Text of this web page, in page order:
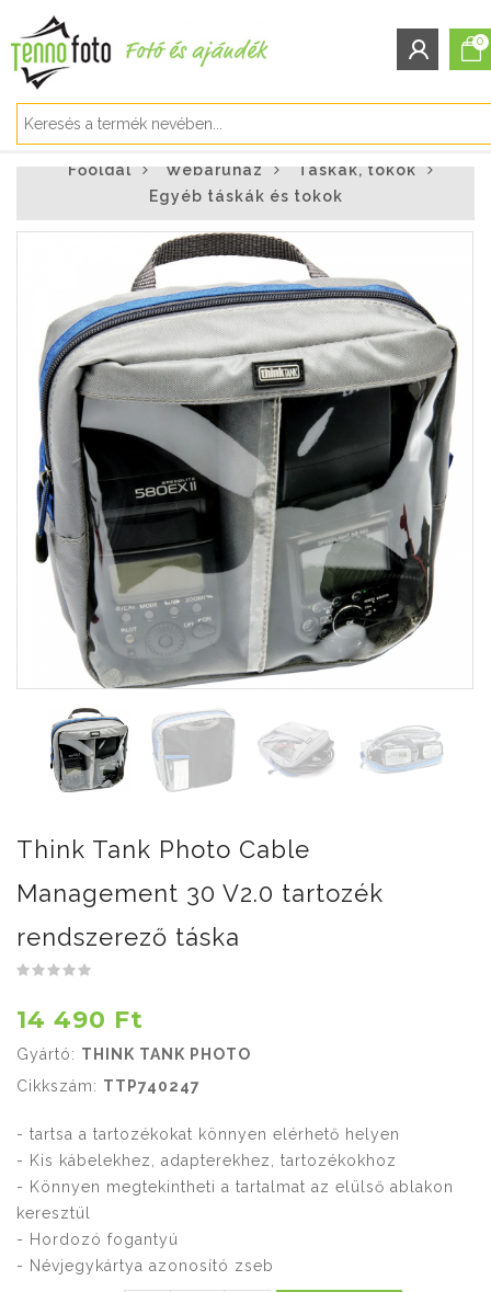
Bejelentkezés
Regisztráció
Elfelejtett jelszó
0
Főoldal Webáruház
Táskák, tokok
Egyéb táskák és tokok
Think Tank Photo Cable
Management 30 V2.0 tartozék
rendszerező táska
14 490 Ft
Gyártó: THINK TANK PHOTO
Cikkszám: TTP740247
- tartsa a tartozékokat könnyen elérhető helyen
- Kis kábelekhez, adapterekhez, tartozékokhoz
- Könnyen megtekintheti a tartalmat az elülső ablakon
keresztül
- Hordozó fogantyú
- Névjegykártya azonosító zseb